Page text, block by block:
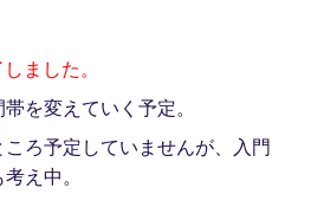
ました。
を変えていく予定。
ろ予定していませんが、入門
え中。